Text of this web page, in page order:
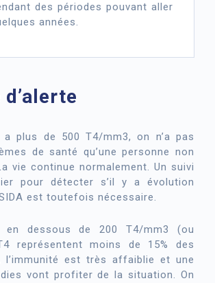
des périodes pouvant aller
années.
a plus de 500 T4/mm3, on n’a pas
de santé qu’une personne non
vie continue normalement. Un suivi
pour détecter s’il y a évolution
est toutefois nécessaire.
en dessous de 200 T4/mm3 (ou
représentent moins de 15% des
l’immunité est très affaiblie et une
vont profiter de la situation. On